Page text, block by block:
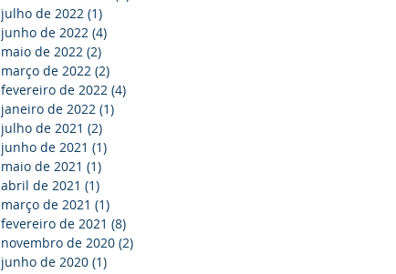
julho de 2022 (1)
junho de 2022 (4)
maio de 2022 (2)
março de 2022 (2)
fevereiro de 2022 (4)
janeiro de 2022 (1)
julho de 2021 (2)
junho de 2021 (1)
maio de 2021 (1)
abril de 2021 (1)
março de 2021 (1)
fevereiro de 2021 (8)
novembro de 2020 (2)
junho de 2020 (1)